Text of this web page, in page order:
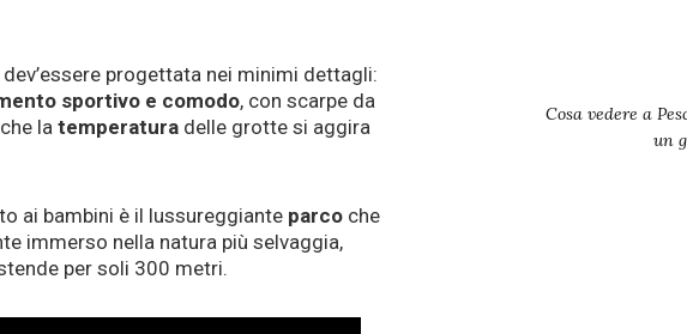
progettata nei minimi dettagli:
sportivo e comodo, con scarpe da
la temperatura delle grotte si aggira
ai bambini è il lussureggiante parco che
immerso nella natura più selvaggia,
per soli 300 metri.
Cosa vedere a
un